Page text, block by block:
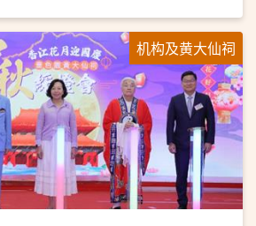
机构及黄大仙祠